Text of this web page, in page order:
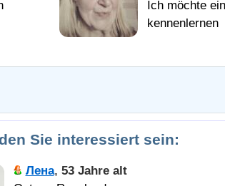
Sie interessiert sein:
Лена, 53 Jahre alt